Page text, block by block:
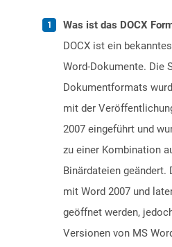
Was ist das DOCX
DOCX ist ein
Word-Dokumente. Die
Dokumentformats
mit der
2007 eingeführt und
zu einer Kombination
Binärdateien geändert.
mit Word 2007 und
geöffnet werden,
Versionen von MS